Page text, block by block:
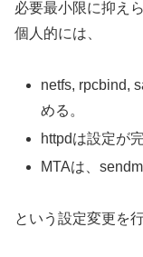
必要最小限に抑え
個人的には、
netfs, rpcbind,
める。
httpdは設定が
MTAは、
という設定変更を